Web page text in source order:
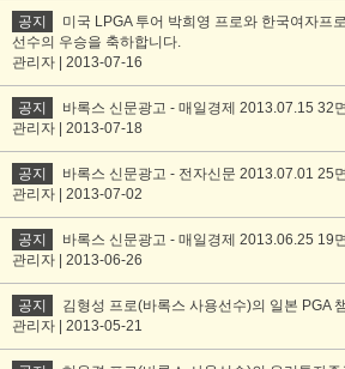
공지
미국 LPGA 투어 박희영 프로와 한국여자프
선수의 우승을 축하합니다.
관리자 | 2013-07-16
공지
바록스 신문광고 - 매일경제 2013.07.15 32
관리자 | 2013-07-18
공지
바록스 신문광고 - 전자신문 2013.07.01 25
관리자 | 2013-07-02
공지
바록스 신문광고 - 매일경제 2013.06.25 19
관리자 | 2013-06-26
공지
김형성 프로(바록스 사용선수)의 일본 PGA
관리자 | 2013-05-21